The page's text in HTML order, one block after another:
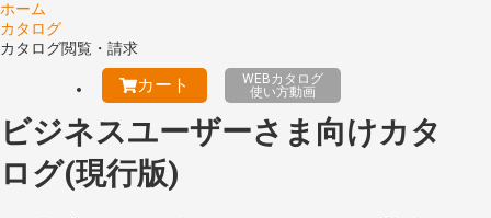
ホーム
カタログ
カタログ閲覧・請求
カート
WEBカタログ
使い方動画
ビジネスユーザーさま向けカタ
ログ(現行版)